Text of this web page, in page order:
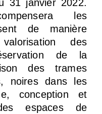
31 janvier 2022.
les
de manière
des
de la
des trames
noires dans les
conception et
espaces de